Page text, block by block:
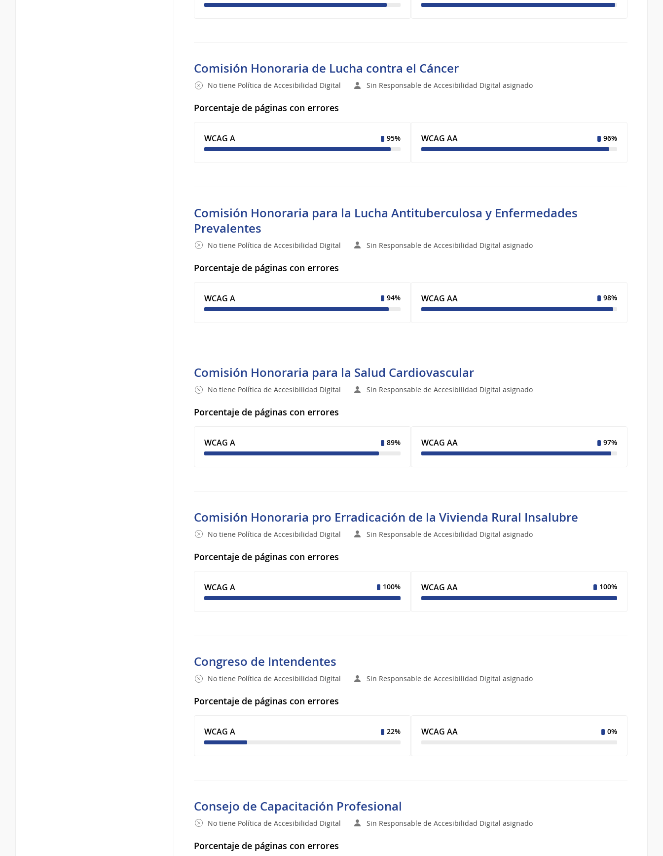
Comisión Honoraria de Lucha contra el Cáncer
No tiene Política de Accesibilidad Digital Sin Responsable de Accesibilidad Digital asignado
Porcentaje de páginas con errores
WCAG A 95% WCAG AA 96%
Comisión Honoraria para la Lucha Antituberculosa y Enfermedades
Prevalentes
No tiene Política de Accesibilidad Digital Sin Responsable de Accesibilidad Digital asignado
Porcentaje de páginas con errores
WCAG A 94% WCAG AA 98%
Comisión Honoraria para la Salud Cardiovascular
No tiene Política de Accesibilidad Digital Sin Responsable de Accesibilidad Digital asignado
Porcentaje de páginas con errores
WCAG A 89% WCAG AA 97%
Comisión Honoraria pro Erradicación de la Vivienda Rural Insalubre
No tiene Política de Accesibilidad Digital Sin Responsable de Accesibilidad Digital asignado
Porcentaje de páginas con errores
WCAG A 100% WCAG AA 100%
Congreso de Intendentes
No tiene Política de Accesibilidad Digital Sin Responsable de Accesibilidad Digital asignado
Porcentaje de páginas con errores
WCAG A 22% WCAG AA 0%
Consejo de Capacitación Profesional
No tiene Política de Accesibilidad Digital Sin Responsable de Accesibilidad Digital asignado
Porcentaje de páginas con errores